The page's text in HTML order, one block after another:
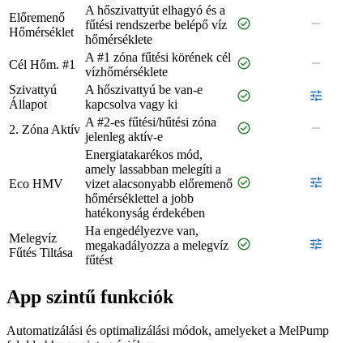
Előremenő
Hőmérséklet
A hőszivattyút elhagyó és a
fűtési rendszerbe belépő víz
hőmérséklete
check_circle remove
Cél Hőm. #1
A #1 zóna fűtési körének cél
vízhőmérséklete
check_circle remove
Szivattyú
Állapot
A hőszivattyú be van-e
kapcsolva vagy ki
check_circle tune
2. Zóna Aktív
A #2-es fűtési/hűtési zóna
jelenleg aktív-e
check_circle remove
Eco HMV
Energiatakarékos mód,
amely lassabban melegíti a
vizet alacsonyabb előremenő
hőmérséklettel a jobb
hatékonyság érdekében
check_circle tune
Melegvíz
Fűtés Tiltása
Ha engedélyezve van,
megakadályozza a melegvíz
fűtést
check_circle tune
App szintű funkciók
Automatizálási és optimalizálási módok, amelyeket a MelPump